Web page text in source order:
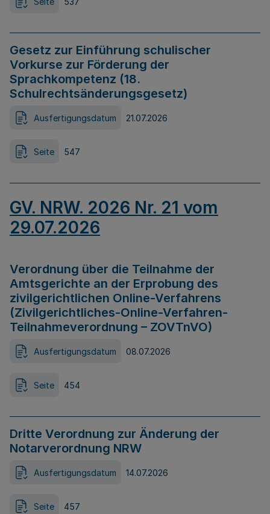
Gesetz zur Einführung schulischer
Vorkurse zur Förderung der
Sprachkompetenz (18.
Schulrechtsänderungsgesetz)
Ausfertigungsdatum 21.07.2026
Seite 547
GV. NRW. 2026 Nr. 21 vom
29.07.2026
Verordnung über die Teilnahme der
Amtsgerichte an der Erprobung des
zivilgerichtlichen Online-Verfahrens
(Zivilgerichtliches-Online-Verfahren-
Teilnahmeverordnung – ZOVTnVO)
Ausfertigungsdatum 08.07.2026
Seite 454
Dritte Verordnung zur Änderung der
Notarverordnung NRW
Ausfertigungsdatum 14.07.2026
Seite 457